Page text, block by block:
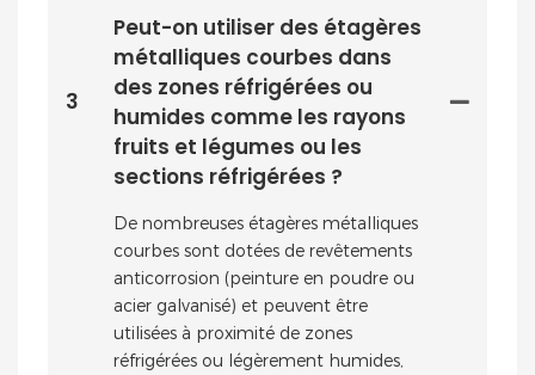
3
Peut-on utiliser des étagères
métalliques courbes dans
des zones réfrigérées ou
humides comme les rayons
fruits et légumes ou les
sections réfrigérées ?
De nombreuses étagères métalliques
courbes sont dotées de revêtements
anticorrosion (peinture en poudre ou
acier galvanisé) et peuvent être
utilisées à proximité de zones
réfrigérées ou légèrement humides,